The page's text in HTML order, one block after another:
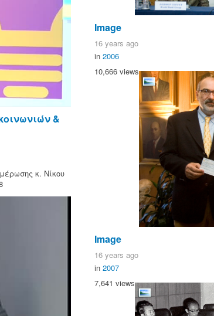
&
κ. Νίκου
Image
16 years ago
in 2006
10,666 views
Image
16 years ago
in 2007
7,641 views